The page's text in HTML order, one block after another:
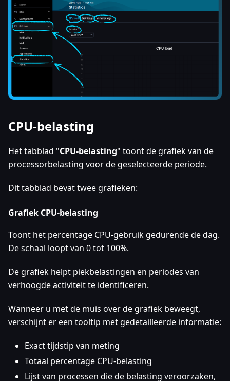
CPU-belasting
Het tabblad "CPU-belasting" toont de grafiek van de
processorbelasting voor de geselecteerde periode.
Dit tabblad bevat twee grafieken:
Grafiek CPU-belasting
Toont het percentage CPU-gebruik gedurende de dag.
De schaal loopt van 0 tot 100%.
De grafiek helpt piekbelastingen en periodes van
verhoogde activiteit te identificeren.
Wanneer u met de muis over de grafiek beweegt,
verschijnt er een tooltip met gedetailleerde informatie:
Exact tijdstip van meting
Totaal percentage CPU-belasting
Lijst van processen die de belasting veroorzaken,